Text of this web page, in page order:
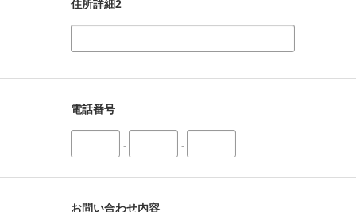
住所詳細2
電話番号
- -
お問い合わせ内容